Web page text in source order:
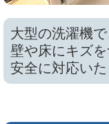
大型の洗濯機
壁や床にキズ
安全に対応いた